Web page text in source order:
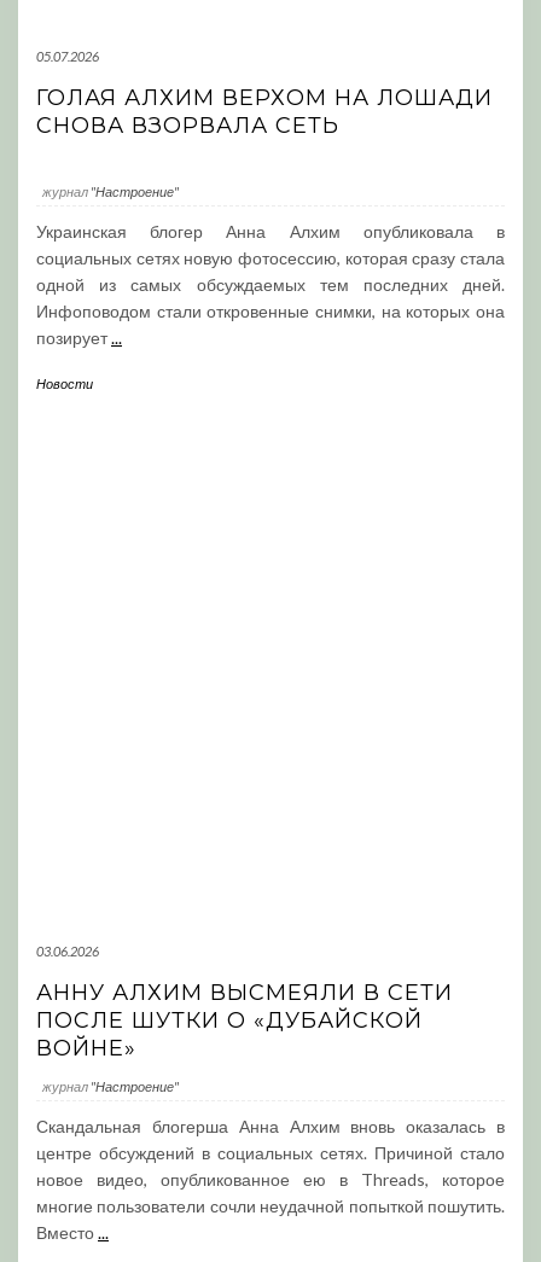
05.07.2026
ГОЛАЯ АЛХИМ ВЕРХОМ НА ЛОШАДИ
СНОВА ВЗОРВАЛА СЕТЬ
журнал "Настроение"
Украинская блогер Анна Алхим опубликовала в
социальных сетях новую фотосессию, которая сразу стала
одной из самых обсуждаемых тем последних дней.
Инфоповодом стали откровенные снимки, на которых она
позирует...
Новости
03.06.2026
АННУ АЛХИМ ВЫСМЕЯЛИ В СЕТИ
ПОСЛЕ ШУТКИ О «ДУБАЙСКОЙ
ВОЙНЕ»
журнал "Настроение"
Скандальная блогерша Анна Алхим вновь оказалась в
центре обсуждений в социальных сетях. Причиной стало
новое видео, опубликованное ею в Threads, которое
многие пользователи сочли неудачной попыткой пошутить.
Вместо...